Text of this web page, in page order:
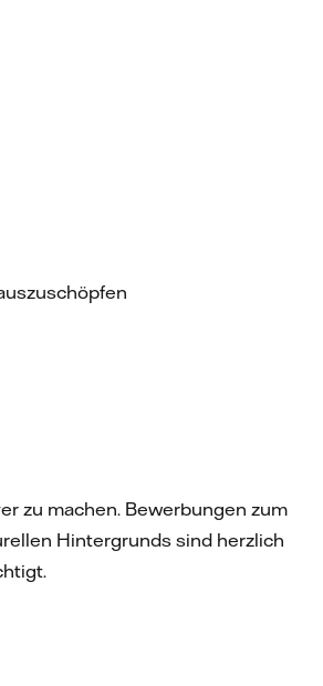
zu machen. Bewerbungen zum
Hintergrunds sind herzlich